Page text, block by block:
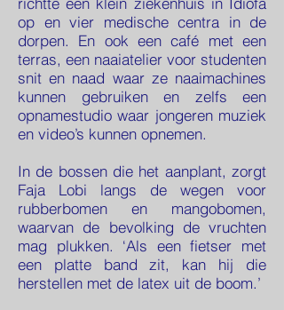
op en vier medische centra in de
dorpen. En ook een café met een
terras, een naaiatelier voor studenten
snit en naad waar ze naaimachines
kunnen gebruiken en zelfs een
opnamestudio waar jongeren muziek
en video’s kunnen opnemen.
In de bossen die het aanplant, zorgt
Faja Lobi langs de wegen voor
rubberbomen en mangobomen,
waarvan de bevolking de vruchten
mag plukken. ‘Als een fietser met
een platte band zit, kan hij die
herstellen met de latex uit de boom.’